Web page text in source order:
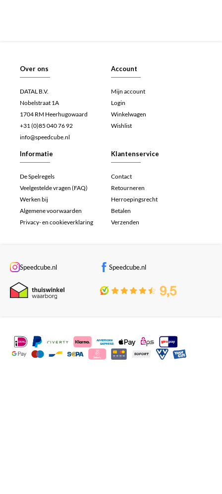
Over ons
DATAL B.V.
Nobelstraat 1A
1704 RM Heerhugowaard
+31 (0)85 040 76 92
info@speedcube.nl
Account
Mijn account
Login
Winkelwagen
Wishlist
Informatie
De Spelregels
Veelgestelde vragen (FAQ)
Werken bij
Algemene voorwaarden
Privacy- en cookieverklaring
Klantenservice
Contact
Retourneren
Herroepingsrecht
Betalen
Verzenden
Speedcube.nl Speedcube.nl